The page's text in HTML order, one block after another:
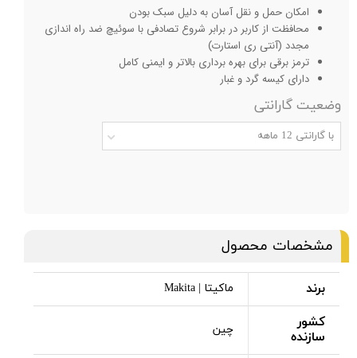
امکان حمل و نقل آسان به دلیل سبک بودن
محافظت از کاربر در برابر شروع تصادفی با سوئیچ ضد راه اندازی
مجدد (آنتی ری استارت)
ترمز برقی برای بهره برداری بالاتر و ایمنی کامل
دارای کیسه گرد و غبار
وضعیت گارانتی
با گارانتی 12 ماهه
مشخصات محصول
برند ماکیتا | Makita
کشور
سازنده
چین